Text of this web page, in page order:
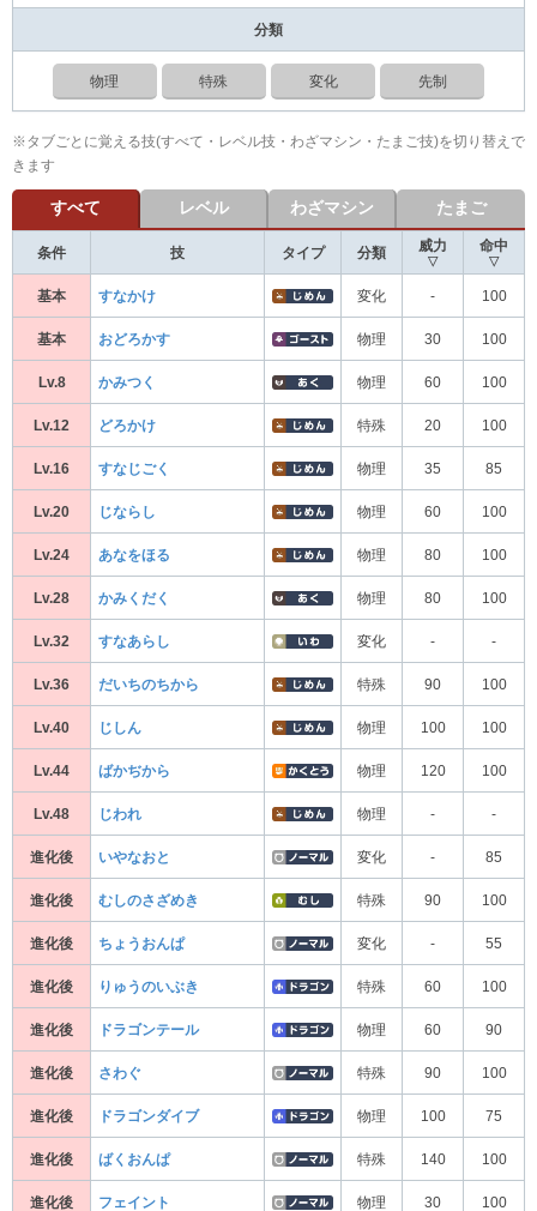
分類
物理 特殊 変化 先制
※タブごとに覚える技(すべて・レベル技・わざマシン・たまご技)を切り替えで
きます
すべて レベル わざマシン たまご
条件 技 タイプ 分類 威力
▽
命中
▽
基本 すなかけ 変化 - 100
基本 おどろかす 物理 30 100
Lv.8 かみつく 物理 60 100
Lv.12 どろかけ 特殊 20 100
Lv.16 すなじごく 物理 35 85
Lv.20 じならし 物理 60 100
Lv.24 あなをほる 物理 80 100
Lv.28 かみくだく 物理 80 100
Lv.32 すなあらし 変化 - -
Lv.36 だいちのちから 特殊 90 100
Lv.40 じしん 物理 100 100
Lv.44 ばかぢから 物理 120 100
Lv.48 じわれ 物理 - -
進化後 いやなおと 変化 - 85
進化後 むしのさざめき 特殊 90 100
進化後 ちょうおんぱ 変化 - 55
進化後 りゅうのいぶき 特殊 60 100
進化後 ドラゴンテール 物理 60 90
進化後 さわぐ 特殊 90 100
進化後 ドラゴンダイブ 物理 100 75
進化後 ばくおんぱ 特殊 140 100
進化後 フェイント 物理 30 100